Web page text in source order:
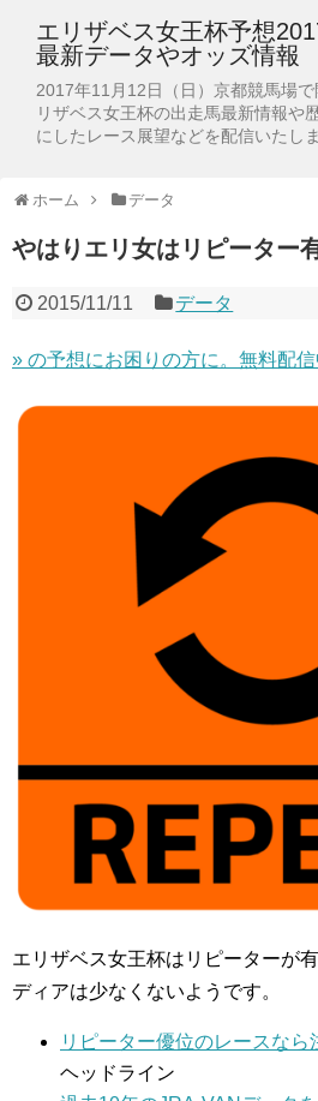
エリザベス女王杯予想
最新データやオッズ情報
2017年11月12日（日）京都競馬場
リザベス女王杯の出走馬最新情報や
にしたレース展望などを配信いたしま
ホーム データ
やはりエリ女はリピーター
2015/11/11 データ
» の予想にお困りの方に。無料配信
エリザベス女王杯はリピーターが
ディアは少なくないようです。
リピーター優位のレースなら
ヘッドライン